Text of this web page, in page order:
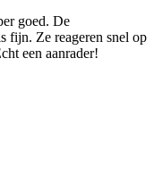
goed. De
fijn. Ze reageren snel op
een aanrader!